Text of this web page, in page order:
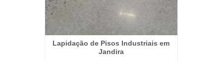
Lapidação de Pisos Industriais em
Jandira